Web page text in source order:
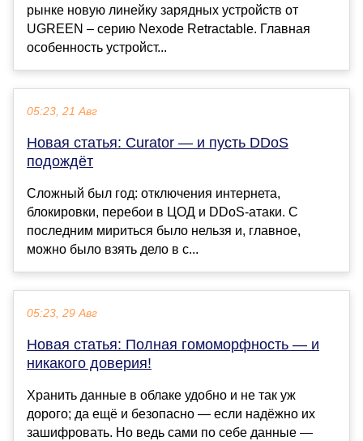
рынке новую линейку зарядных устройств от
UGREEN – серию Nexode Retractable. Главная
особенность устройст...
05:23, 21 Авг
Новая статья: Curator — и пусть DDoS
подождёт
Сложный был год: отключения интернета,
блокировки, перебои в ЦОД и DDoS-атаки. С
последним мириться было нельзя и, главное,
можно было взять дело в с...
05:23, 29 Авг
Новая статья: Полная гомоморфность — и
никакого доверия!
Хранить данные в облаке удобно и не так уж
дорого; да ещё и безопасно — если надёжно их
зашифровать. Но ведь сами по себе данные —